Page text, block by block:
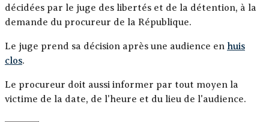
décidées par le juge des libertés et de la détention, à la
demande du procureur de la République.
Le juge prend sa décision après une audience en huis
clos.
Le procureur doit aussi informer par tout moyen la
victime de la date, de l'heure et du lieu de l'audience.